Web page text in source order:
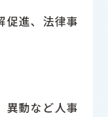
促進、法律事
異動など人事